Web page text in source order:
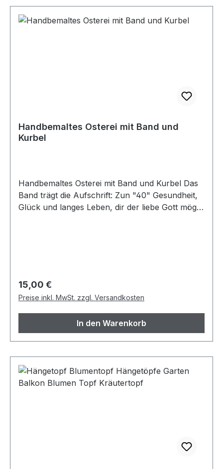
Handbemaltes Osterei mit Band und
Kurbel
Handbemaltes Osterei mit Band und Kurbel Das
Band trägt die Aufschrift: Zun "40" Gesundheit,
Glück und langes Leben, dir der liebe Gott mög
Regulärer Preis:
15,00 €
Preise inkl. MwSt. zzgl. Versandkosten
In den Warenkorb